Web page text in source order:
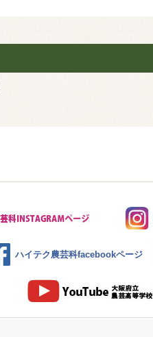
ハイテク農芸科facebookページ